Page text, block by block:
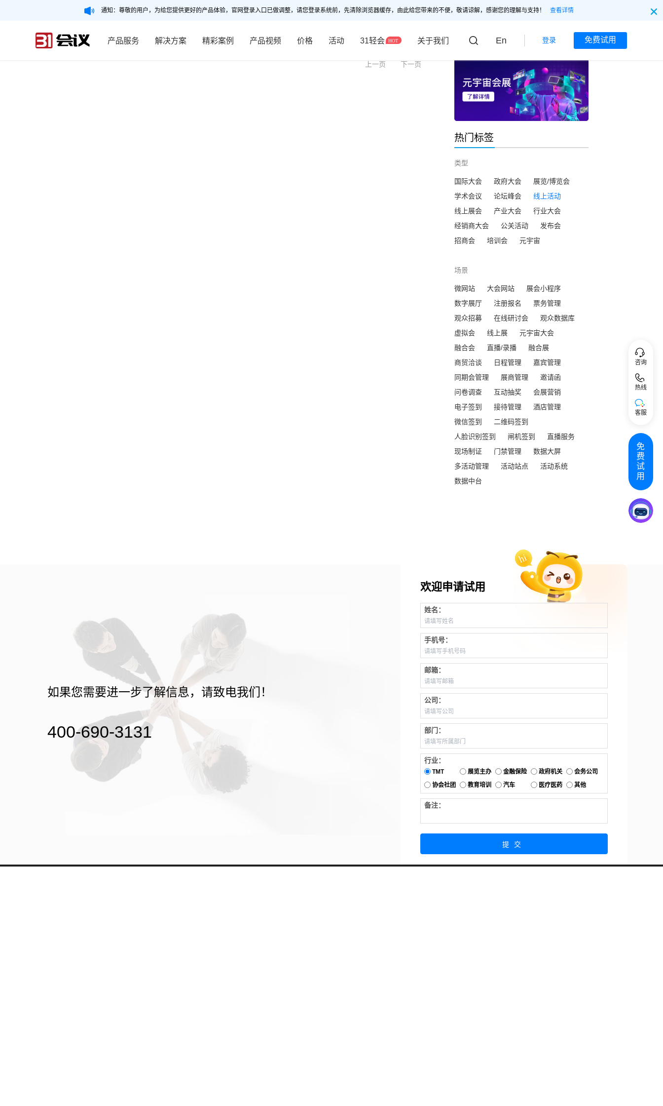
通知：尊敬的用户，为给您提供更好的产品体验，官网登录入口已做调整，请您登录系统前，先清除浏览器缓存，由此给您带来的不便，敬请谅解，感谢您的理解与支持！ 查看详情
产品服务 解决方案 精彩案例 产品视频 价格 活动 31轻会 关于我们 En 登录 免费试用
上一页 下一页
热门标签
类型
国际大会 政府大会
展览/博览会
学术会议
论坛峰会
线上活动
线上展会
产业大会
行业大会
经销商大会
公关活动
发布会
招商会
培训会 元宇宙
场景
微网站 大会网站
展会小程序
数字展厅
注册报名
票务管理
观众招募
在线研讨会
观众数据库
虚拟会
线上展
元宇宙大会
融合会
直播/录播
融合展
商贸洽谈
日程管理
嘉宾管理
同期会管理
展商管理
邀请函
问卷调查
互动抽奖
会展营销
电子签到
接待管理
酒店管理
微信签到
二维码签到
人脸识别签到
闸机签到
直播服务
现场制证
门禁管理
数据大屏
多活动管理
活动站点
活动系统
数据中台
如果您需要进一步了解信息，请致电我们！
400-690-3131
欢迎申请试用
姓名：
手机号：
邮箱：
公司：
部门：
行业：
TMT 展览主办 金融保险 政府机关
会务公司
协会社团
教育培训 汽车 医疗医药 其他
备注：
提交
咨询
热线
客服
免
费
试
用